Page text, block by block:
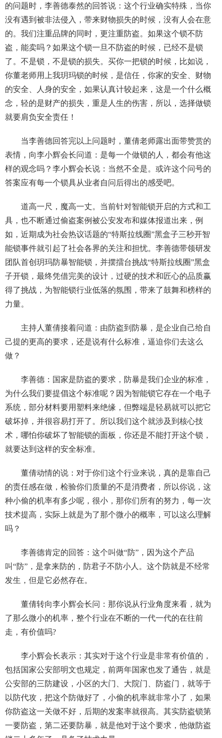
的问题时，李善德泰然的回答说：这个行业确实特殊，当你
没有遇到被非法侵入，带来财物损失的时候，没有人会在意
的。我们注重品牌的同时，更注重防盗。如果这个锁不防
盗，能卖吗？如果这个锁一旦不防盗的时候，已经不是锁
了。不是锁，不是锁的损失。买你一把锁的时候，比如说，
你董老师用上我玥玛锁的时候，是信任，你家的安全、财物
的安全、人身的安全，如果认真计较起来，这是一个什么概
念，轻的是财产的损失，重是人生的伤害，所以，选择做锁
就要肩负安全责任！
当李善德回答完以上问题时，董倩老师露出面带赞赏的
表情，向李小辉会长问道：是每一个做锁的人，都会有他这
样的观念吗？李小辉会长说：当然不全是。或许这个问号的
答案应有每一个锁具从业者自问后得出的感受吧。
道高一尺，魔高一丈。当前针对智能锁开启的方式和工
具，也不断通过偷盗案例被公安发布和媒体报道出来，例
如，近期成为社会热议话题的“特斯拉线圈”黑盒子三秒开智
能锁事件就引起了社会各界的关注和担忧。李善德带领研发
团队首创玥玛防暴智能锁，并摆擂台挑战“特斯拉线圈”黑盒
子开锁，最终凭借完美的设计，过硬的技术和匠心的品质赢
得了挑战，为智能锁行业低落的氛围，带来了鼓舞和榜样的
力量。
主持人董倩接着问道：由防盗到防暴，是企业自己给自
己提的更高的要求，还是说有什么标准，逼迫你们去这么
做？
李善德：国家是防盗的要求，防暴是我们企业的标准，
为什么我们要提倡这个标准呢？因为智能锁它存在一个电子
系统，部分材料要用塑料来绝缘，但弊端是轻易就可以把它
破坏掉，并很容易打开了。所以我们这个就涉及到核心技
术，哪怕你破坏了智能锁的面板，你还是不能打开这个锁，
就要达到这样的安全标准。
董倩动情的说：对于你们这个行业来说，真的是靠自己
的责任感在做，检验你们质量的不是消费者，所以你说，这
种小偷的机率有多少呢，很小，那你们所有的努力，每一次
技术提高，实际上就是为了那个微小的概率，可以这么理解
吗？
李善德肯定的回答：这个叫做“防”，因为这个产品
叫“防”，是拿来防的，防君子不防小人。这个防就是不经常
发生，但是它必然存在。
董倩转向李小辉会长问：那你说从行业角度来看，就为
了那么微小的机率，整个行业在不断的一代一代的在往前
走，有价值吗?
李小辉会长表示：其实对于这个行业是非常有价值的，
包括国家公安部明文也规定，前两年国家也发了通告，就是
公安部的三防建设，小区的大门、大院门、防盗门，就等于
以防代攻，把这个防做好了，小偷的机率就非常小了，如果
你防盗这一关做不好，后期的发案率就很高。其实防盗锁第
一要防盗，第二还要防暴，就是他对于这个要求，他做防盗